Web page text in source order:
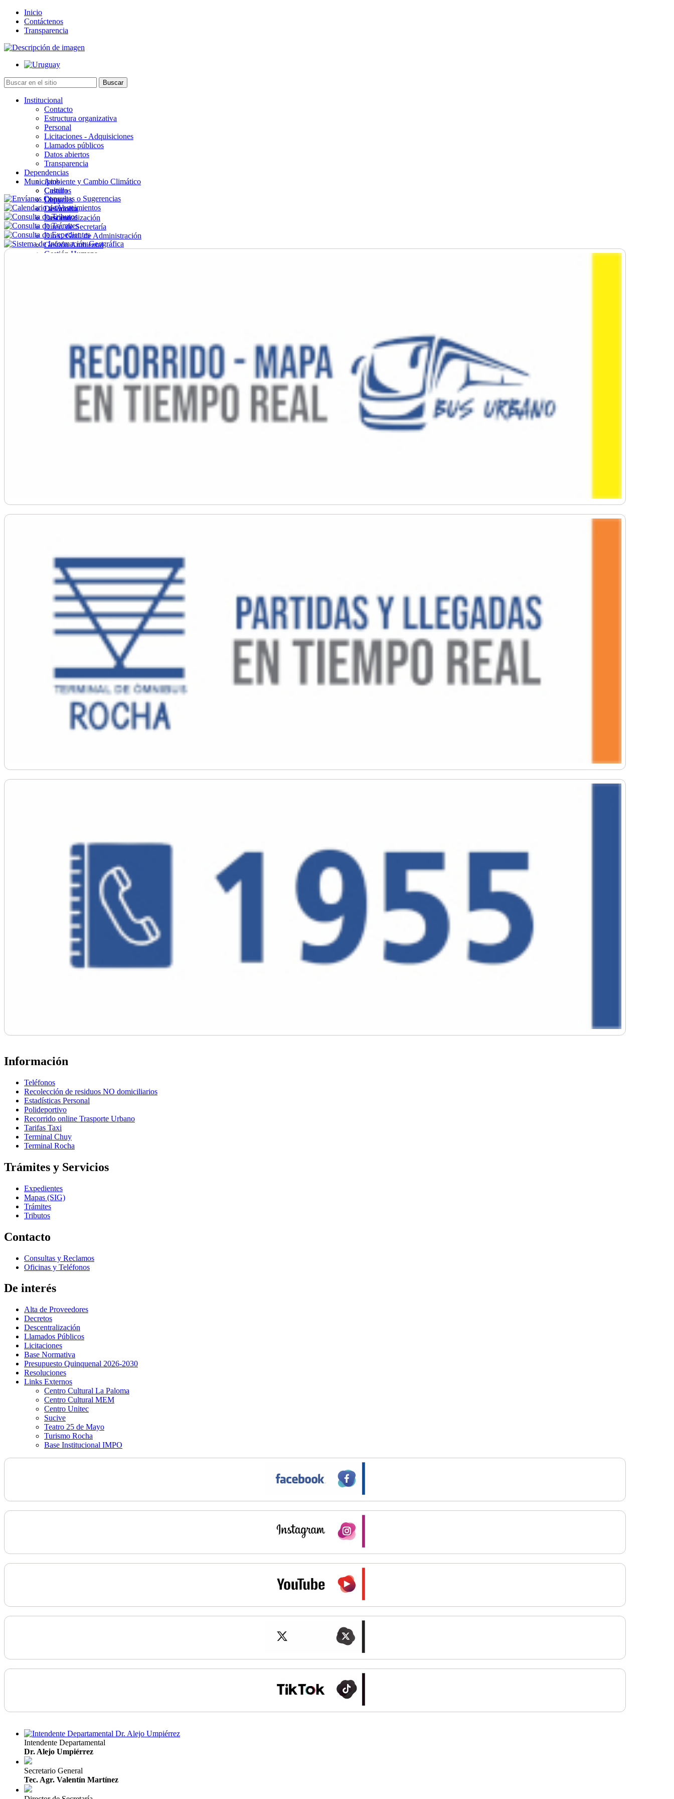
Inicio
Contáctenos
Transparencia
Institucional
Contacto
Estructura organizativa
Personal
Licitaciones - Adquisiciones
Llamados públicos
Datos abiertos
Transparencia
Dependencias
Ambiente y Cambio Climático
Cultura
Deportes
Desarrollo
Descentralización
Direc. de Secretaría
Direc. Gral. de Administración
Gestión Ambiental
Gestión Humana
Municipios
Castillos
Chuy
La Paloma
Lascano
Información
Teléfonos
Recolección de residuos NO domiciliarios
Estadísticas Personal
Polideportivo
Recorrido online Trasporte Urbano
Tarifas Taxi
Terminal Chuy
Terminal Rocha
Trámites y Servicios
Expedientes
Mapas (SIG)
Trámites
Tributos
Contacto
Consultas y Reclamos
Oficinas y Teléfonos
De interés
Alta de Proveedores
Decretos
Descentralización
Llamados Públicos
Licitaciones
Base Normativa
Presupuesto Quinquenal 2026-2030
Resoluciones
Links Externos
Centro Cultural La Paloma
Centro Cultural MEM
Centro Unitec
Sucive
Teatro 25 de Mayo
Turismo Rocha
Base Institucional IMPO
Intendente Departamental
Dr. Alejo Umpiérrez
Secretario General
Tec. Agr. Valentín Martínez